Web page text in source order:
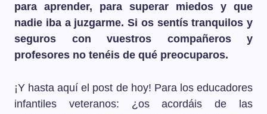
para aprender, para superar miedos y que
nadie iba a juzgarme. Si os sentís tranquilos y
seguros con vuestros compañeros y
profesores no tenéis de qué preocuparos.
¡Y hasta aquí el post de hoy! Para los educadores
infantiles veteranos: ¿os acordáis de las